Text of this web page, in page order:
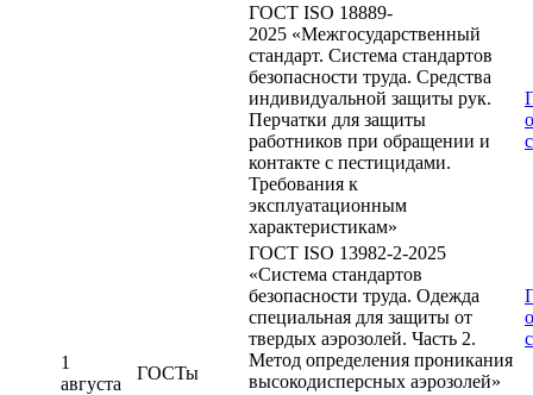
1
августа
ГОСТы
ГОСТ ISO 18889-
2025 «Межгосударственный
стандарт. Система стандартов
безопасности труда. Средства
индивидуальной защиты рук.
Перчатки для защиты
работников при обращении и
контакте с пестицидами.
Требования к
эксплуатационным
характеристикам»
ГОСТ ISO 13982-2-2025
«Система стандартов
безопасности труда. Одежда
специальная для защиты от
твердых аэрозолей. Часть 2.
Метод определения проникания
высокодисперсных аэрозолей»